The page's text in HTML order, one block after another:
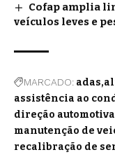
Cofap amplia
veículos leves e
MARCADO: adas
assistência ao
direção automotiva
manutenção de
recalibração de